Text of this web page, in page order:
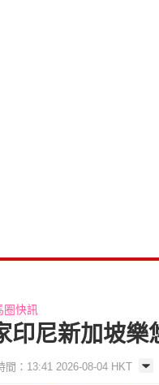
圈快訊
印尼新加坡樂
間：13:41 2026-08-04 HKT